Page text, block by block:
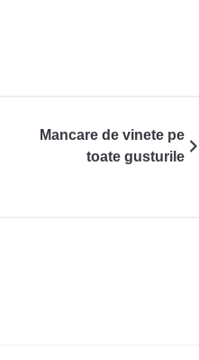
Mancare de vinete pe
toate gusturile